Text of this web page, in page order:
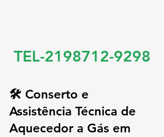
TEL-2198712-9298
🛠️ Conserto e
Assistência Técnica de
Aquecedor a Gás em